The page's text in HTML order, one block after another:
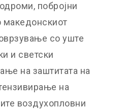
побројни
македонскиот
со уште
и светски
на заштитата на
на
воздухопловни